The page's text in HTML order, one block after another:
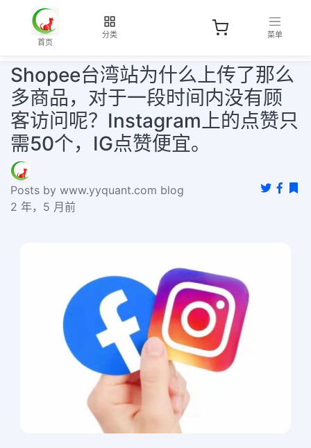
首页
分类 菜单
Shopee台湾站为什么上传了那么
多商品，对于一段时间内没有顾
客访问呢？Instagram上的点赞只
需50个，IG点赞便宜。
Posts by www.yyquant.com blog
2 年，5 月前